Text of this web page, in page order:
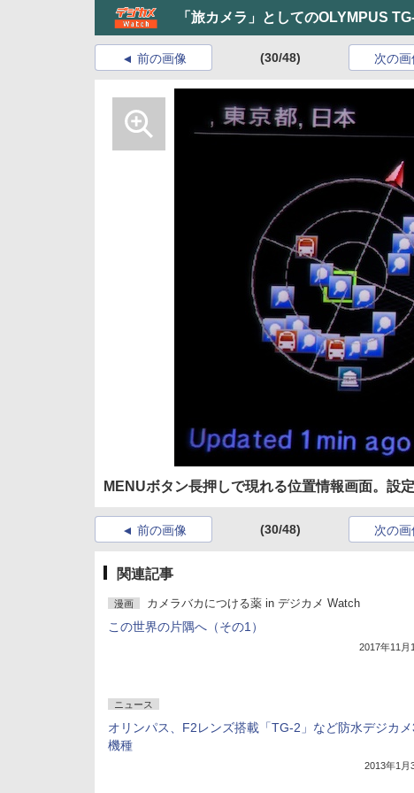
「旅カメラ」としてのOLYMPUS
前の画像 (30/48) 次の画
MENUボタン長押しで現れる位置情報画面。設
前の画像 (30/48) 次の画
関連記事
漫画 カメラバカにつける薬 in デジカメ Watch
この世界の片隅へ（その1）
2017年11月
ニュース
オリンパス、F2レンズ搭載「TG-2」など防水デジカメ
機種
2013年1月